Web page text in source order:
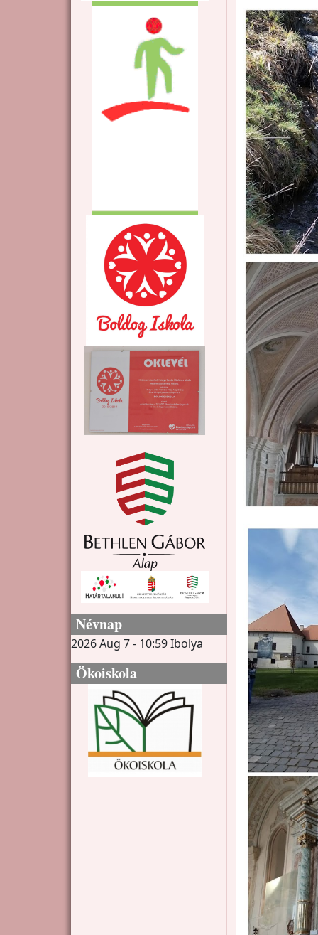
Névnap
2026 Aug 7 - 10:59Ibolya
Ökoiskola